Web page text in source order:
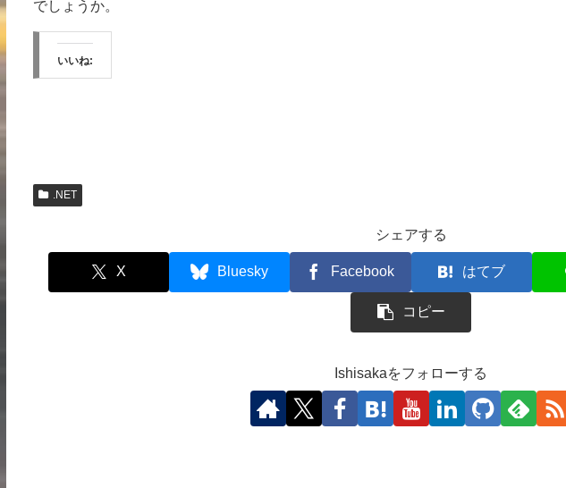
でしょうか。
いいね:
.NET
シェアする
X Bluesky Facebook はてブ
コピー
Ishisakaをフォローする